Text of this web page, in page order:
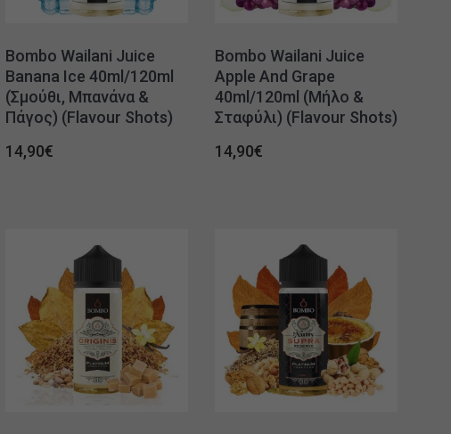
Bombo Wailani Juice
Banana Ice 40ml/120ml
(Σμούθι, Μπανάνα &
Πάγος) (Flavour Shots)
14,90€
Bombo Wailani Juice
Apple And Grape
40ml/120ml (Μήλο &
Σταφύλι) (Flavour Shots)
14,90€